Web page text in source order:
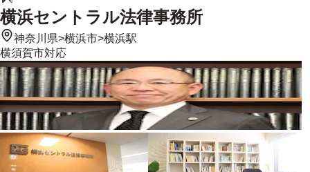
横浜セントラル法律事務所
神奈川県>横浜市>横浜駅
横須賀市対応